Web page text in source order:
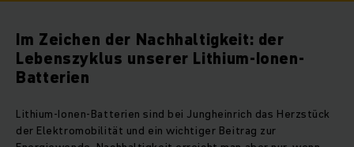
Im Zeichen der Nachhaltigkeit: der
Lebenszyklus unserer Lithium-Ionen-
Batterien
Lithium-Ionen-Batterien sind bei Jungheinrich das Herzstück
der Elektromobilität und ein wichtiger Beitrag zur